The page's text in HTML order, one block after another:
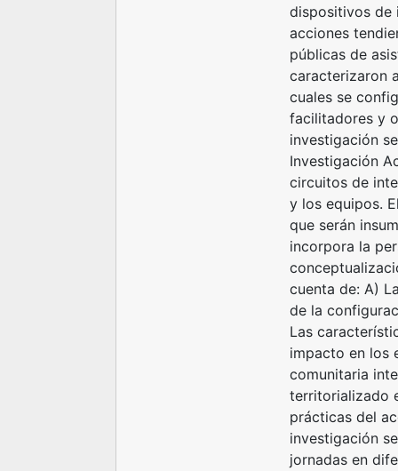
dispositivos de
acciones
públicas de
caracterizaron
cuales se
facilitadores y
investigación
Investigación
circuitos de
y los equipos.
que serán
incorpora la
cuenta de: A)
de la
Las
impacto en los
comunitaria
territorializado
prácticas del
investigación
jornadas en